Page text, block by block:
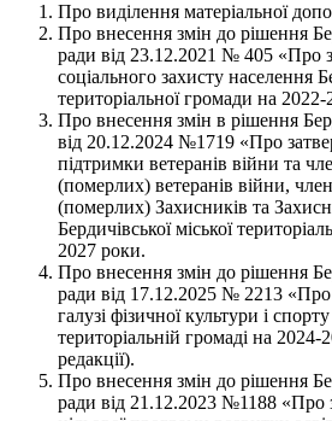
Про виділення матеріальної
Про внесення змін до рішення
ради від 23.12.2021 № 405 «Про
соціального захисту населення
територіальної громади на
Про внесення змін в рішення
від 20.12.2024 №1719 «Про
підтримки ветеранів війни та
(померлих) ветеранів війни,
(померлих) Захисників та
Бердичівської міської
2027 роки.
Про внесення змін до рішення
ради від 17.12.2025 № 2213
галузі фізичної культури і
територіальній громаді на
редакції).
Про внесення змін до рішення
ради від 21.12.2023 №1188 «Про